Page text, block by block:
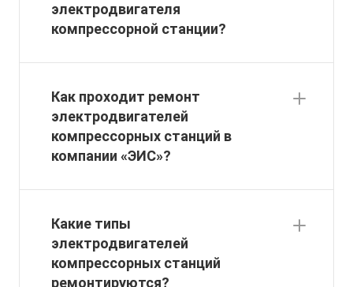
электродвигателя
компрессорной станции?
Как проходит ремонт
электродвигателей
компрессорных станций в
компании «ЭИС»?
Какие типы
электродвигателей
компрессорных станций
ремонтируются?